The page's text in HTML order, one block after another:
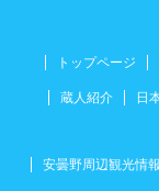
トップページ
蔵人紹介 日
安曇野周辺観光情報